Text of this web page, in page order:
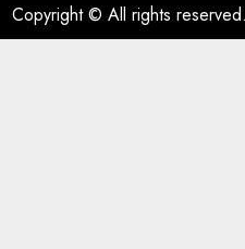
Copyright © All rights reserved.